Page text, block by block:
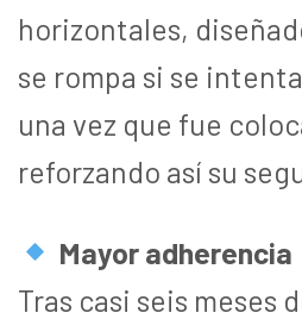
horizontales,
se rompa si se
una vez que fue
reforzando así su
Mayor adherencia
Tras casi seis meses